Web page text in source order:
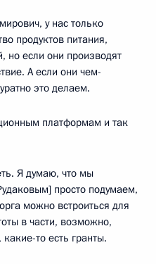
у нас только
продуктов питания,
но если они производят
А если они чем-
это делаем.
платформам и так
Я думаю, что мы
просто подумаем,
можно встроиться для
в части, возможно,
то есть гранты.